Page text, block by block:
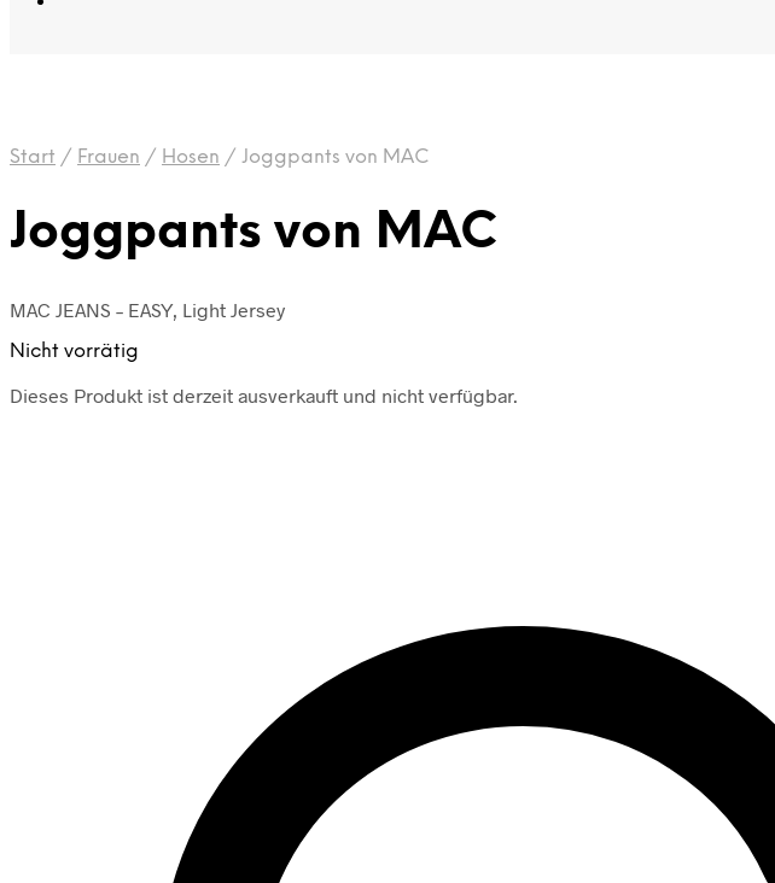
Start / Frauen / Hosen / Joggpants von MAC
Joggpants von MAC
MAC JEANS – EASY, Light Jersey
Nicht vorrätig
Dieses Produkt ist derzeit ausverkauft und nicht verfügbar.